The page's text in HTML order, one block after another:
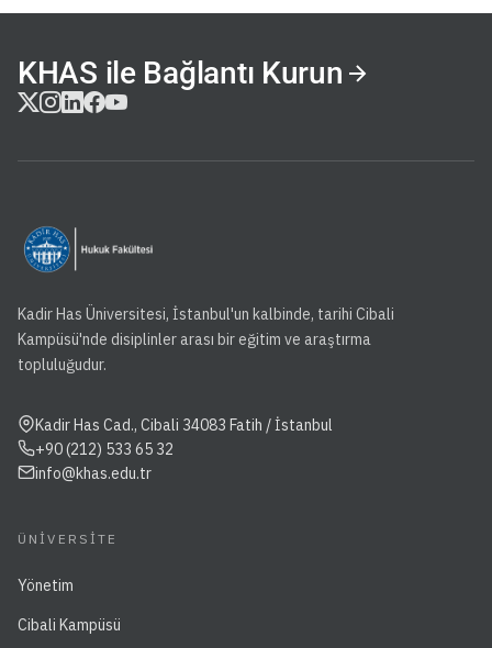
KHAS ile Bağlantı Kurun
Kadir Has Üniversitesi, İstanbul'un kalbinde, tarihi Cibali
Kampüsü'nde disiplinler arası bir eğitim ve araştırma
topluluğudur.
Kadir Has Cad., Cibali 34083 Fatih / İstanbul
+90 (212) 533 65 32
info@khas.edu.tr
ÜNIVERSITE
Yönetim
Cibali Kampüsü